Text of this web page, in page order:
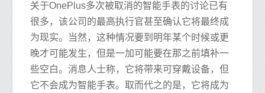
关于OnePlus多次被取消的智能手表的讨论已有
很多，该公司的最高执行官甚至确认它将最终成
为现实。当然，这种情况要到明年某个时候或更
晚才可能发生，但是一加可能要在那之前填补一
些空白。消息人士称，它将带来可穿戴设备，但
它不会成为智能手表。取而代之的是，它将成为